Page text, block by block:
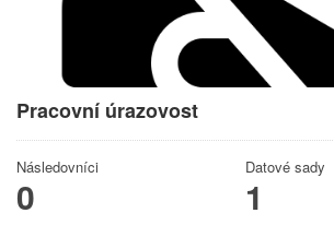
Pracovní úrazovost
Následovníci
0
Datové sady
1